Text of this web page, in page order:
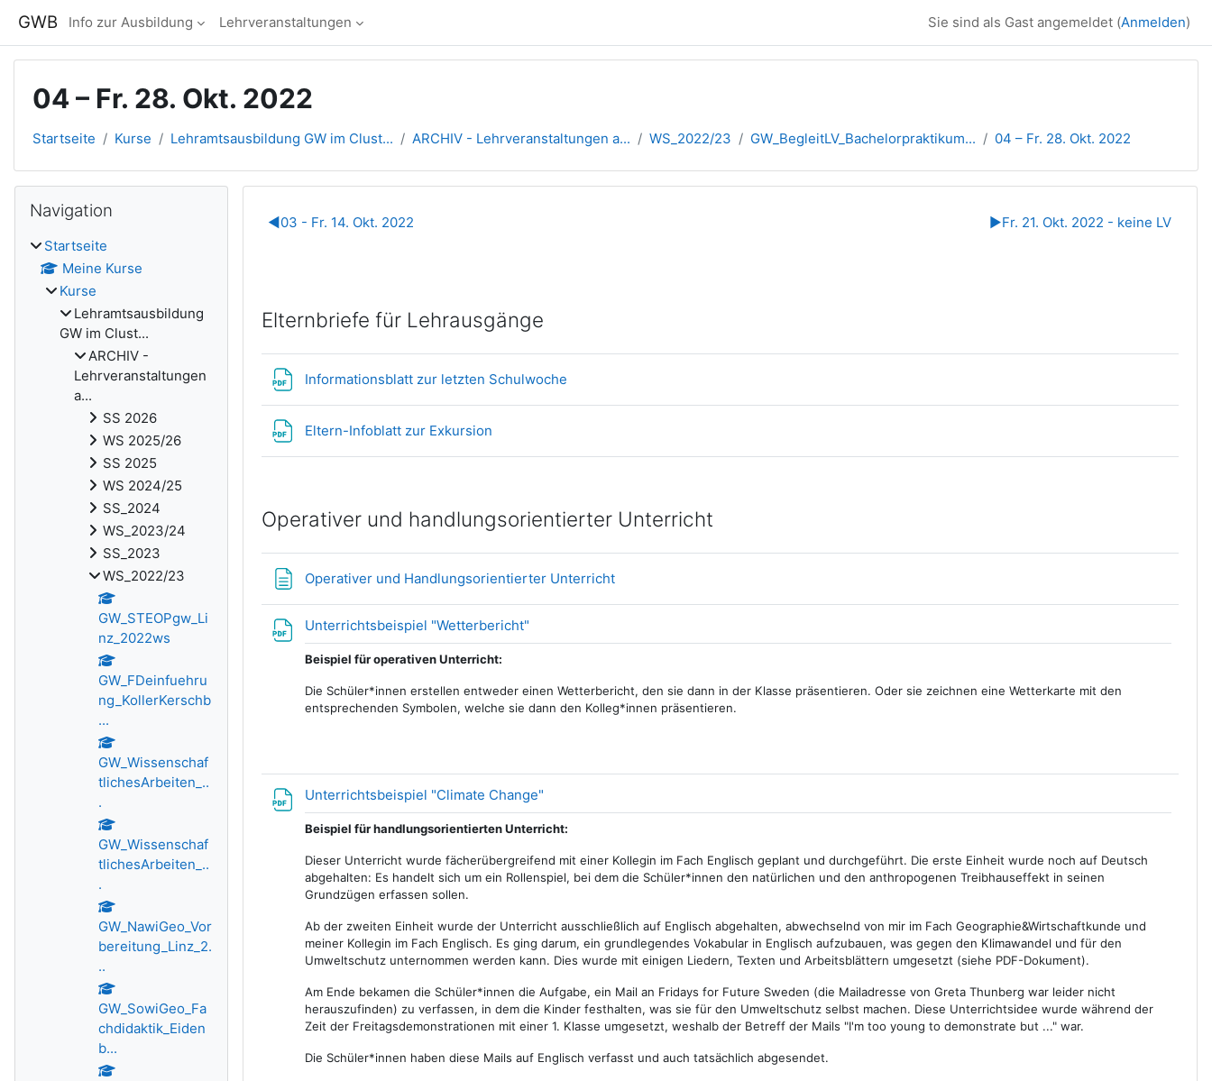
GWB Info zur Ausbildung Lehrveranstaltungen Sie sind als Gast angemeldet (Anmelden)
04 – Fr. 28. Okt. 2022
Startseite Kurse Lehramtsausbildung GW im Clust... ARCHIV - Lehrveranstaltungen a... WS_2022/23 GW_BegleitLV_Bachelorpraktikum... 04 – Fr. 28. Okt. 2022
Abschnittsübersicht
◀︎03 - Fr. 14. Okt. 2022 ▶︎Fr. 21. Okt. 2022 - keine LV
Elternbriefe für Lehrausgänge
Informationsblatt zur letzten Schulwoche
Eltern-Infoblatt zur Exkursion
Operativer und handlungsorientierter Unterricht
Operativer und Handlungsorientierter UnterrichtTextseite
Unterrichtsbeispiel "Wetterbericht"
Beispiel für operativen Unterricht:
Die Schüler*innen erstellen entweder einen Wetterbericht, den sie dann in der Klasse präsentieren. Oder sie zeichnen eine Wetterkarte mit den
entsprechenden Symbolen, welche sie dann den Kolleg*innen präsentieren.
Unterrichtsbeispiel "Climate Change"
Beispiel für handlungsorientierten Unterricht:
Dieser Unterricht wurde fächerübergreifend mit einer Kollegin im Fach Englisch geplant und durchgeführt. Die erste Einheit wurde noch auf Deutsch
abgehalten: Es handelt sich um ein Rollenspiel, bei dem die Schüler*innen den natürlichen und den anthropogenen Treibhauseffekt in seinen
Grundzügen erfassen sollen.
Ab der zweiten Einheit wurde der Unterricht ausschließlich auf Englisch abgehalten, abwechselnd von mir im Fach Geographie&Wirtschaftkunde und
meiner Kollegin im Fach Englisch. Es ging darum, ein grundlegendes Vokabular in Englisch aufzubauen, was gegen den Klimawandel und für den
Umweltschutz unternommen werden kann. Dies wurde mit einigen Liedern, Texten und Arbeitsblättern umgesetzt (siehe PDF-Dokument).
Am Ende bekamen die Schüler*innen die Aufgabe, ein Mail an Fridays for Future Sweden (die Mailadresse von Greta Thunberg war leider nicht
herauszufinden) zu verfassen, in dem die Kinder festhalten, was sie für den Umweltschutz selbst machen. Diese Unterrichtsidee wurde während der
Zeit der Freitagsdemonstrationen mit einer 1. Klasse umgesetzt, weshalb der Betreff der Mails "I'm too young to demonstrate but ..." war.
Die Schüler*innen haben diese Mails auf Englisch verfasst und auch tatsächlich abgesendet.
Blöcke
Navigation
Startseite
Meine Kurse
Kurse
Lehramtsausbildung
GW im Clust...
ARCHIV -
Lehrveranstaltungen
a...
SS 2026
WS 2025/26
SS 2025
WS 2024/25
SS_2024
WS_2023/24
SS_2023
WS_2022/23
GW_STEOPgw_Li
nz_2022ws
GW_FDeinfuehru
ng_KollerKerschb
...
GW_Wissenschaf
tlichesArbeiten_..
.
GW_Wissenschaf
tlichesArbeiten_..
.
GW_NawiGeo_Vor
bereitung_Linz_2.
..
GW_SowiGeo_Fa
chdidaktik_Eiden
b...